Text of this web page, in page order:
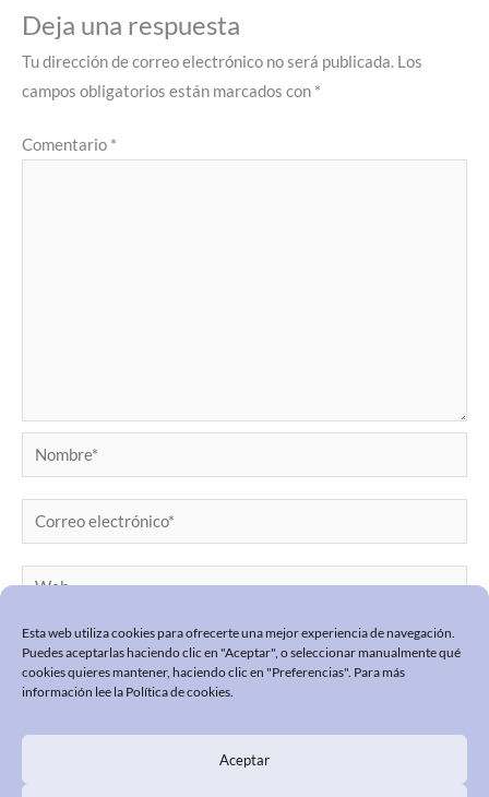
Esta web utiliza cookies para ofrecerte una mejor experiencia de navegación.
Puedes aceptarlas haciendo clic en "Aceptar", o seleccionar manualmente qué
cookies quieres mantener, haciendo clic en "Preferencias". Para más
información lee la Política de cookies.
Aceptar
Deja una respuesta
Tu dirección de correo electrónico no será publicada. Los
campos obligatorios están marcados con *
Comentario *
Nombre*
Correo
electrónico*
Web
POLÍTICA DE PRIVACIDAD